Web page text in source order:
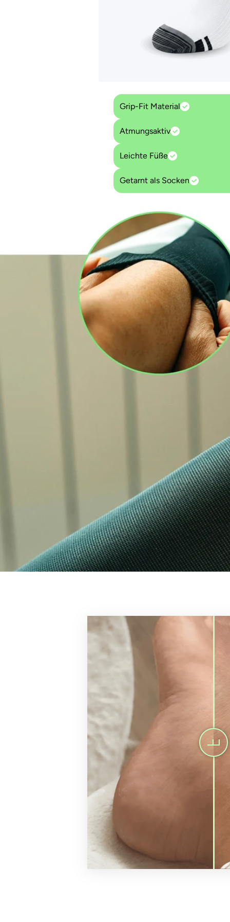
Grip-Fit Material
Atmungsaktiv
Leichte Füße
Getarnt als Socken